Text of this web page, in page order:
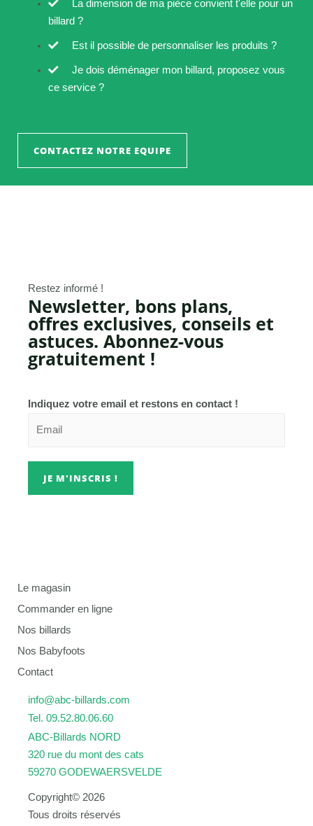
La dimension de ma pièce convient t'elle pour un
billard ?
Est il possible de personnaliser les produits ?
Je dois déménager mon billard, proposez vous
ce service ?
CONTACTEZ NOTRE EQUIPE
Restez informé !
Newsletter, bons plans,
offres exclusives, conseils et
astuces. Abonnez-vous
gratuitement !
Indiquez votre email et restons en contact !
JE M'INSCRIS !
Le magasin
Commander en ligne
Nos billards
Nos Babyfoots
Contact
info@abc-billards.com
Tel. 09.52.80.06.60
ABC-Billards NORD
320 rue du mont des cats
59270 GODEWAERSVELDE
Copyright© 2026
Tous droits réservés